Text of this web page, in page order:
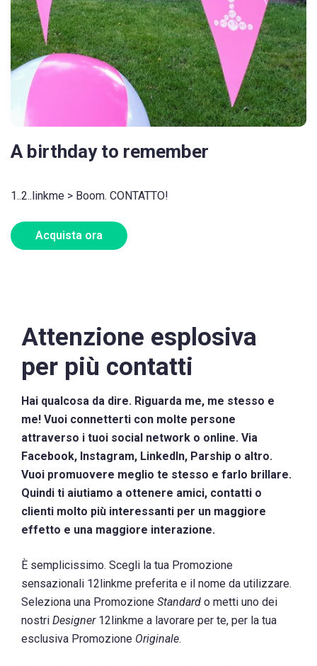
A birthday to remember
1..2..linkme > Boom. CONTATTO!
Acquista ora
Attenzione esplosiva
per più contatti
Hai qualcosa da dire. Riguarda me, me stesso e
me! Vuoi connetterti con molte persone
attraverso i tuoi social network o online. Via
Facebook, Instagram, LinkedIn, Parship o altro.
Vuoi promuovere meglio te stesso e farlo brillare.
Quindi ti aiutiamo a ottenere amici, contatti o
clienti molto più interessanti per un maggiore
effetto e una maggiore interazione.
È semplicissimo. Scegli la tua Promozione
sensazionali 12linkme preferita e il nome da utilizzare.
Seleziona una Promozione Standard o metti uno dei
nostri Designer12linkme a lavorare per te, per la tua
esclusiva Promozione Originale.